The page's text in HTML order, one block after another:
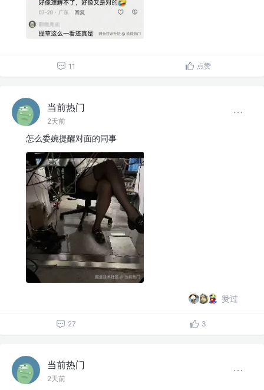
11 点赞
当前热门
2天前
怎么委婉提醒对面的同事
赞过
27 3
当前热门
2天前